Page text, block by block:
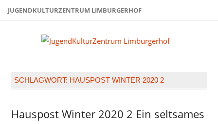
ZumJUGENDKULTURZENTRUM LIMBURGERHOF
SCHLAGWORT: HAUSPOST WINTER 2020 2
Hauspost
Hauspost Winter 2020 2 Ein seltsames